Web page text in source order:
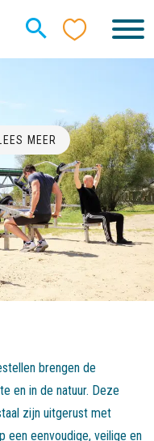
MEER
brengen de
en in de natuur. Deze
zijn uitgerust met
een eenvoudige, veilige en